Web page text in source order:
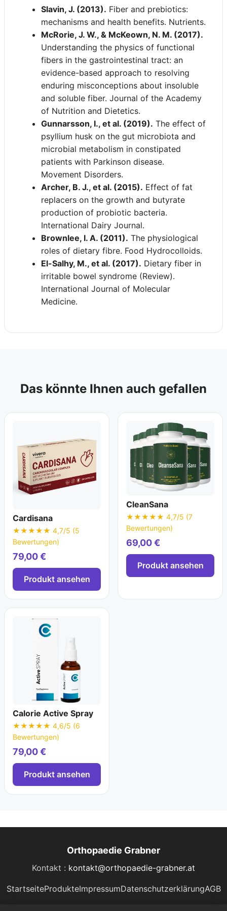
Medikamente einzunehmen und dies mit
dem behandelnden Arzt zu besprechen.
kann die Kur bei Bedarf wiederholt
werden.
ausschließlich auf der offiziellen
Bestellseite des Herstellers einsehbar. Der
Kundensupport unter
support@pronutraquest.dekann hierzu
im Detail Auskunft geben.
Slavin, J. (2013). Fiber and prebiotics:
mechanisms and health benefits. Nutrients.
McRorie, J. W., & McKeown, N. M. (2017).
Understanding the physics of functional
fibers in the gastrointestinal tract: an
evidence-based approach to resolving
enduring misconceptions about insoluble
and soluble fiber. Journal of the Academy
of Nutrition and Dietetics.
Gunnarsson, I., et al. (2019). The effect of
psyllium husk on the gut microbiota and
microbial metabolism in constipated
patients with Parkinson disease.
Movement Disorders.
Archer, B. J., et al. (2015). Effect of fat
replacers on the growth and butyrate
production of probiotic bacteria.
International Dairy Journal.
Brownlee, I. A. (2011). The physiological
roles of dietary fibre. Food Hydrocolloids.
El-Salhy, M., et al. (2017). Dietary fiber in
irritable bowel syndrome (Review).
International Journal of Molecular
Medicine.
Das könnte Ihnen auch gefallen
Cardisana
★★★★★ 4,7/5 (5
Bewertungen)
79,00 €
Produkt ansehen
CleanSana
★★★★★ 4,7/5 (7
Bewertungen)
69,00 €
Produkt ansehen
Calorie Active Spray
★★★★★ 4,6/5 (6
Bewertungen)
79,00 €
Produkt ansehen
Orthopaedie Grabner
Kontakt : kontakt@orthopaedie-grabner.at
StartseiteProdukteImpressumDatenschutzerklärungAGB